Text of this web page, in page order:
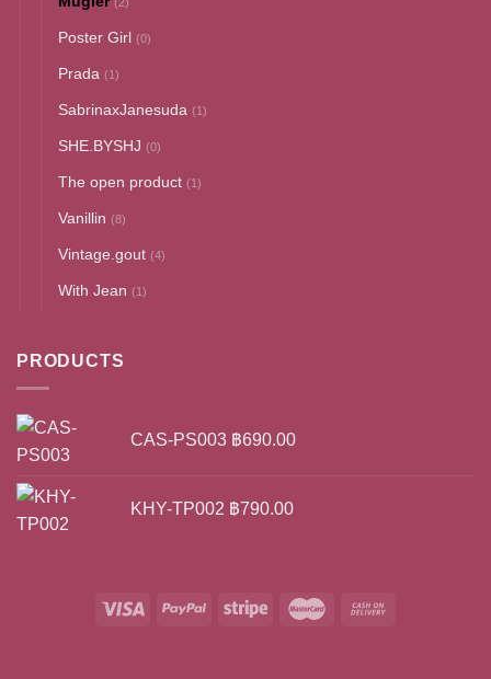
Poster Girl (0)
Prada (1)
SabrinaxJanesuda (1)
SHE.BYSHJ (0)
The open product (1)
Vanillin (8)
Vintage.gout (4)
With Jean (1)
PRODUCTS
CAS-PS003 ฿690.00
KHY-TP002 ฿790.00